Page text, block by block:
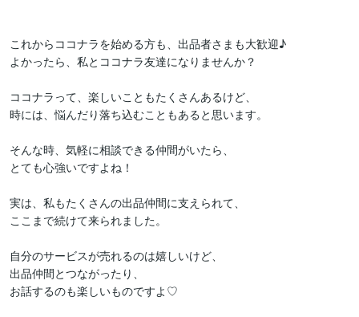
これからココナラを始める方も、出品者さまも大歓迎♪
よかったら、私とココナラ友達になりませんか？
ココナラって、楽しいこともたくさんあるけど、
時には、悩んだり落ち込むこともあると思います。
そんな時、気軽に相談できる仲間がいたら、
とても心強いですよね！
実は、私もたくさんの出品仲間に支えられて、
ここまで続けて来られました。
自分のサービスが売れるのは嬉しいけど、
出品仲間とつながったり、
お話するのも楽しいものですよ♡